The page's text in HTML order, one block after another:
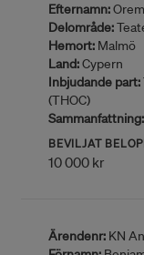
Efternamn:
Delområde:
Hemort: Malmö
Land:Cypern
Inbjudande part:
(THOC)
Sammanfattning:
BEVILJAT
10 000 kr
Ärendenr: KN